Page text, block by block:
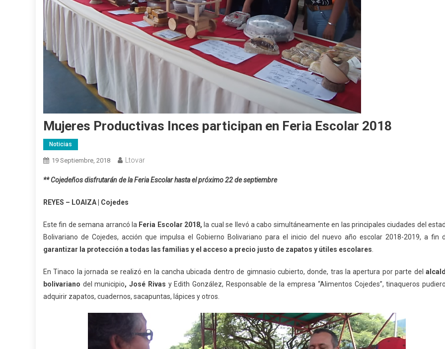
Mujeres Productivas Inces participan en Feria Escolar 2018
Noticias
19 Septiembre, 2018 Ltovar
** Cojedeños disfrutarán de la Feria Escolar hasta el próximo 22 de septiembre
REYES – LOAIZA | Cojedes
Este fin de semana arrancó la Feria Escolar 2018, la cual se llevó a cabo simultáneamente en las principales ciudades del
Bolivariano de Cojedes, acción que impulsa el Gobierno Bolivariano para el inicio del nuevo año escolar 2018-2019, a fin
garantizar la protección a todas las familias y el acceso a precio justo de zapatos y útiles escolares
En Tinaco la jornada se realizó en la cancha ubicada dentro de gimnasio cubierto, donde, tras la apertura por parte del a
bolivariano del municipio, José Rivas y Edith González, Responsable de la empresa “Alimentos Cojedes”, tinaqueros
adquirir zapatos, cuadernos, sacapuntas, lápices y otros.